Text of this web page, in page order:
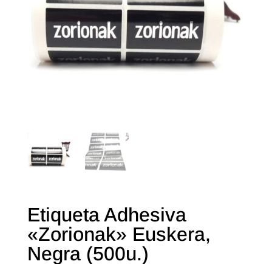
Etiqueta Adhesiva
«Zorionak» Euskera,
Negra (500u.)